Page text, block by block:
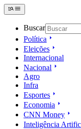
Buscar
Política
Eleições
Internacional
Nacional
Agro
Infra
Esportes
Economia
CNN Money
Inteligência